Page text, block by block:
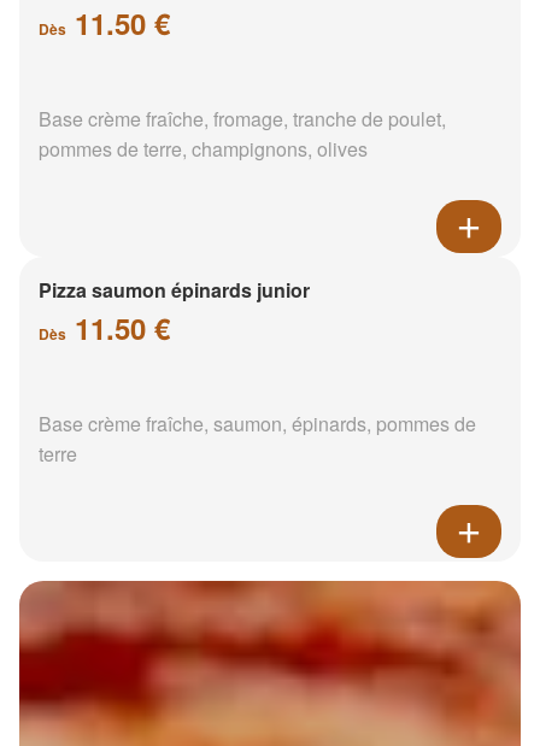
Dès 11.50 €
Base crème fraîche, fromage, tranche de poulet,
pommes de terre, champignons, olives
Pizza saumon épinards junior
Dès 11.50 €
Base crème fraîche, saumon, épinards, pommes de
terre